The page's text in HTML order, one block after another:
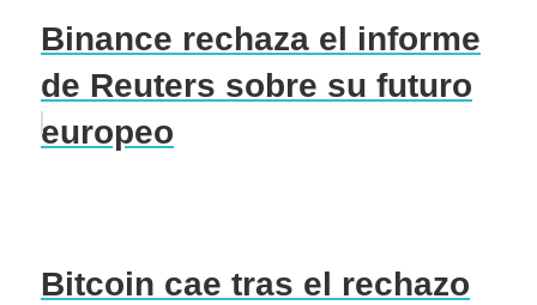
Binance rechaza el informe
de Reuters sobre su futuro
europeo
Bitcoin cae tras el rechazo